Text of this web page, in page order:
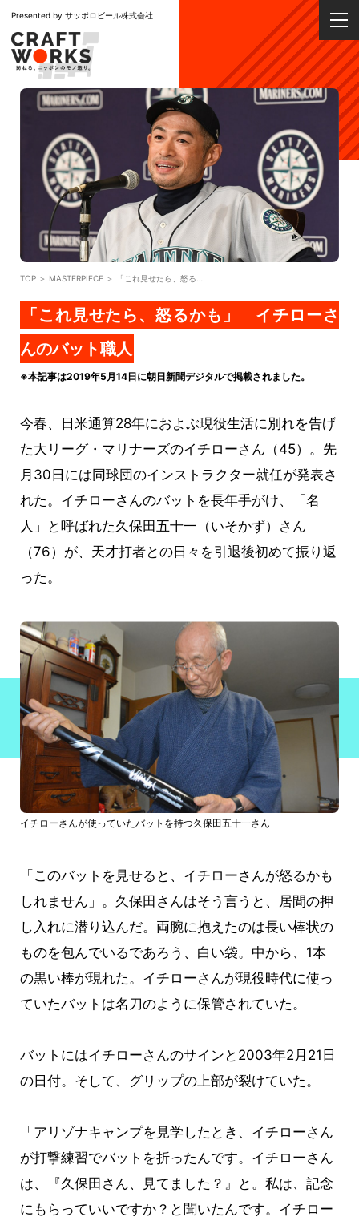
Presented by サッポロビール株式会社
TOP MASTERPIECE
「これ見せたら、怒るかも」 イチローさ
んのバット職人
※本記事は2019年5月14日に朝日新聞デジタルで掲載されました。
今春、日米通算28年におよぶ現役生活に別れを告げ
た大リーグ・マリナーズのイチローさん（45）。先
月30日には同球団のインストラクター就任が発表さ
れた。イチローさんのバットを長年手がけ、「名
人」と呼ばれた久保田五十一（いそかず）さん
（76）が、天才打者との日々を引退後初めて振り返
った。
イチローさんが使っていたバットを持つ久保田五十一さん
「このバットを見せると、イチローさんが怒るかも
しれません」。久保田さんはそう言うと、居間の押
し入れに潜り込んだ。両腕に抱えたのは長い棒状の
ものを包んでいるであろう、白い袋。中から、1本
の黒い棒が現れた。イチローさんが現役時代に使っ
ていたバットは名刀のように保管されていた。
バットにはイチローさんのサインと2003年2月21日
の日付。そして、グリップの上部が裂けていた。
「アリゾナキャンプを見学したとき、イチローさん
が打撃練習でバットを折ったんです。イチローさん
は、『久保田さん、見てました？』と。私は、記念
にもらっていいですか？と聞いたんです。イチロー